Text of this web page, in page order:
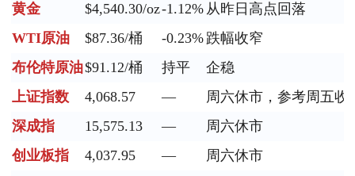
黄金
$4,540.30/oz-1.12% 从昨日高点回落
WTI原油
$87.36/桶 -0.23% 跌幅收窄
布伦特原油$91.12/桶 持平
企稳
上证指数
4,068.57 —
周六休市，参考周五收
深成指
15,575.13 —
周六休市
创业板指
4,037.95 —
周六休市